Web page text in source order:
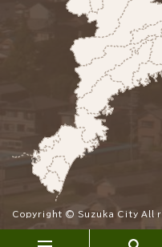
Copyright © Suzuka City All